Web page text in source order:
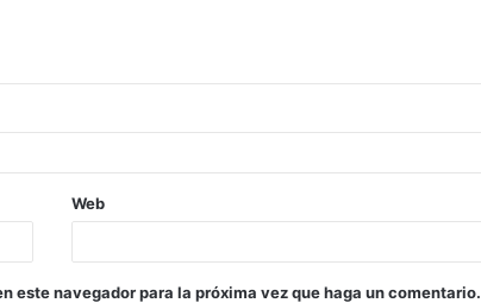
Web
este navegador para la próxima vez que haga un comentario.